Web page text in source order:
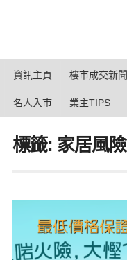
資訊主頁 樓市成交新聞
名人入市 業主TIPS
標籤: 家居風險